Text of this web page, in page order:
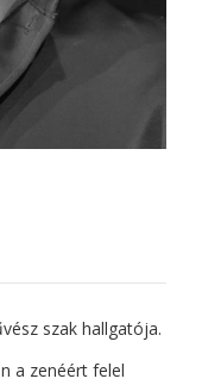
szak hallgatója.
a zenéért felel